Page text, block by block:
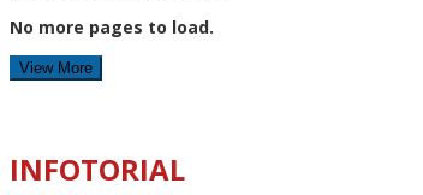
No more pages to load.
View More
INFOTORIAL